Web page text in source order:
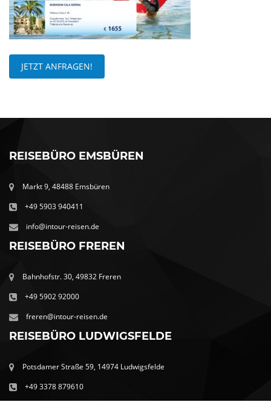
JETZT ANFRAGEN!
REISEBÜRO EMSBÜREN
Markt 9, 48488 Emsbüren
+49 5903 940411
info@intour-reisen.de
REISEBÜRO FREREN
Bahnhofstr. 30, 49832 Freren
+49 5902 92000
freren@intour-reisen.de
REISEBÜRO LUDWIGSFELDE
Potsdamer Straße 59, 14974 Ludwigsfelde
+49 3378 879610